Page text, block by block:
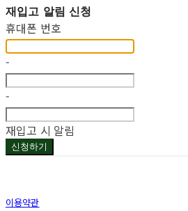
재입고 알림 신청
휴대폰 번호
-
-
재입고 시 알림
신청하기
이용약관